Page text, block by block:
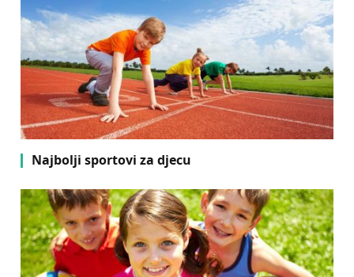
Najbolji sportovi za djecu